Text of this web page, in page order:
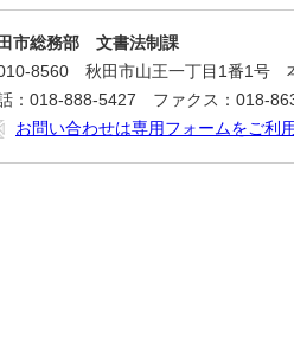
市総務部 文書法制課
8560 秋田市山王一丁目1番1号
：018-888-5427 ファクス：018-
お問い合わせは専用フォームをご利